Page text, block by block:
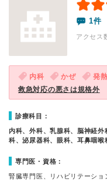
1件
アクセス
内科 かぜ 発
救急対応の悪さは規格外
診療科目：
内科、外科、乳腺科、脳神経
科、泌尿器科、眼科、耳鼻咽喉
専門医・資格：
腎臓専門医、リハビリテーシ